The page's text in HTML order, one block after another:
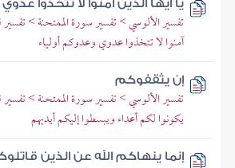
يا أيها الذين آمنوا لا تتخذوا
تفسير الألوسي > تفسير سورة الممتحنة > تفسير
آمنوا لا تتخذوا عدوي وعدوكم أولياء
إن يثقفوكم
تفسير الألوسي > تفسير سورة الممتحنة > تفسير
يكونوا لكم أعداء ويبسطوا إليكم أيديهم
إنما ينهاكم الله عن الذين